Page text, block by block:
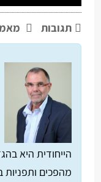
תגובות
הייחודית היא
מהפכים